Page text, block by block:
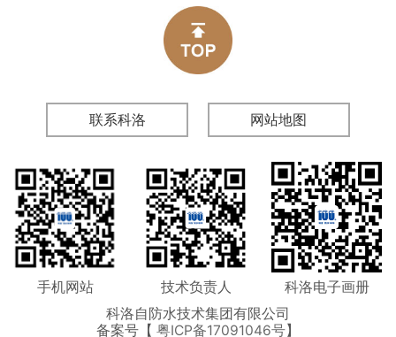
联系科洛 网站地图
手机网站 技术负责人
科洛电子画册
科洛自防水技术集团有限公司
备案号【 粤ICP备17091046号】